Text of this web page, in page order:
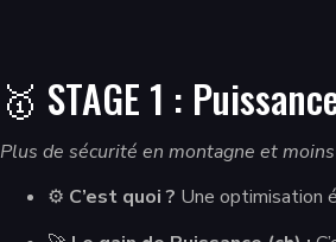
🥇 STAGE 1 :
Plus de sécurité en montagne et
⚙️ C’est quoi ? Une optimisation